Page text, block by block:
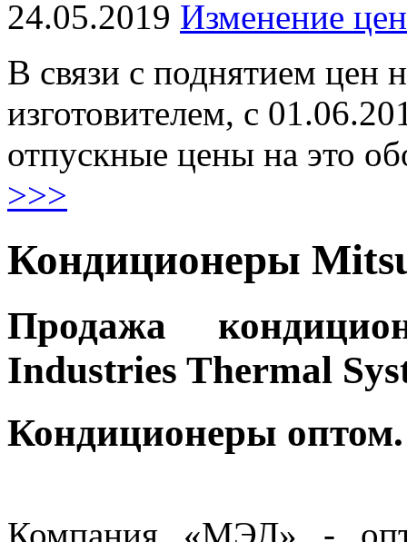
24.05.2019 Изменение
В связи с поднятием цен
изготовителем, с
отпускные цены на это
>>>
Кондиционеры
Продажа
Industries Thermal
Кондиционеры оптом.